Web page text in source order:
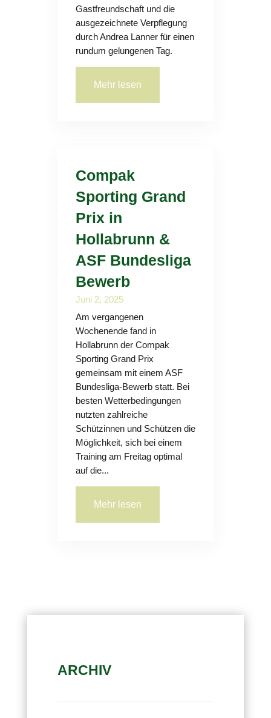
Gastfreundschaft und die
ausgezeichnete Verpflegung
durch Andrea Lanner für einen
rundum gelungenen Tag.
Mehr lesen
Compak
Sporting Grand
Prix in
Hollabrunn &
ASF Bundesliga
Bewerb
Juni 2, 2025
Am vergangenen
Wochenende fand in
Hollabrunn der Compak
Sporting Grand Prix
gemeinsam mit einem ASF
Bundesliga-Bewerb statt. Bei
besten Wetterbedingungen
nutzten zahlreiche
Schützinnen und Schützen die
Möglichkeit, sich bei einem
Training am Freitag optimal
auf die...
Mehr lesen
ARCHIV